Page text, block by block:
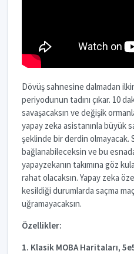
Dövüş sahnesine dalmadan
periyodunun tadını çıkar. 10
savaşacaksın ve değişik
yapay zeka asistanınla büyük
şeklinde bir derdin olmayacak.
bağlanabileceksin ve bu
yapayzekanın takımına göz
rahat olacaksın. Yapay zeka
kesildiği durumlarda saçma
uğramayacaksın.
Özellikler:
1. Klasik MOBA Haritaları,